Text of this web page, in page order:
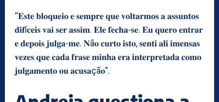
“𝐄𝐬𝐭𝐞 𝐛𝐥𝐨𝐪𝐮𝐞𝐢𝐨 𝐞 𝐬𝐞𝐦𝐩𝐫𝐞 𝐪𝐮𝐞 𝐯𝐨𝐥𝐭𝐚𝐫𝐦𝐨𝐬 𝐚 𝐚𝐬𝐬𝐮𝐧𝐭𝐨𝐬
𝐝𝐢𝐟í𝐜𝐞𝐢𝐬 𝐯𝐚𝐢 𝐬𝐞𝐫 𝐚𝐬𝐬𝐢𝐦. 𝐄𝐥𝐞 𝐟𝐞𝐜𝐡𝐚-𝐬𝐞. 𝐄𝐮 𝐪𝐮𝐞𝐫𝐨 𝐞𝐧𝐭𝐫𝐚𝐫
𝐞 𝐝𝐞𝐩𝐨𝐢𝐬 𝐣𝐮𝐥𝐠𝐚-𝐦𝐞. 𝐍ã𝐨 𝐜𝐮𝐫𝐭𝐨 𝐢𝐬𝐭𝐨, 𝐬𝐞𝐧𝐭𝐢 𝐚𝐥𝐢 𝐢𝐦𝐞𝐧𝐬𝐚𝐬
𝐯𝐞𝐳𝐞𝐬 𝐪𝐮𝐞 𝐜𝐚𝐝𝐚 𝐟𝐫𝐚𝐬𝐞 𝐦𝐢𝐧𝐡𝐚 𝐞𝐫𝐚 𝐢𝐧𝐭𝐞𝐫𝐩𝐫𝐞𝐭𝐚𝐝𝐚 𝐜𝐨𝐦𝐨
𝐣𝐮𝐥𝐠𝐚𝐦𝐞𝐧𝐭𝐨 𝐨𝐮 𝐚𝐜𝐮𝐬𝐚çã𝐨”.